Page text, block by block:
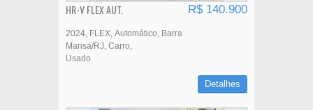
HR-V FLEX AUT. R$ 140.900
2024 FLEX Automático
Barra
Mansa/RJ Carro
Usado
Detalhes